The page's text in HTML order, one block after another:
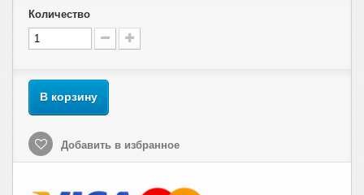
Количество
В корзину
Добавить в избранное